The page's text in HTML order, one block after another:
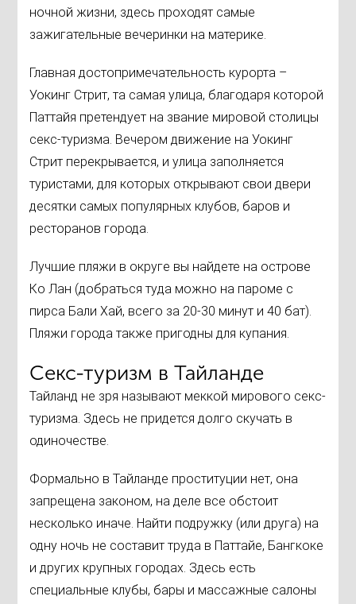
ночной жизни, здесь проходят самые
зажигательные вечеринки на материке.
Главная достопримечательность курорта –
Уокинг Стрит, та самая улица, благодаря которой
Паттайя претендует на звание мировой столицы
секс-туризма. Вечером движение на Уокинг
Стрит перекрывается, и улица заполняется
туристами, для которых открывают свои двери
десятки самых популярных клубов, баров и
ресторанов города.
Лучшие пляжи в округе вы найдете на острове
Ко Лан (добраться туда можно на пароме с
пирса Бали Хай, всего за 20-30 минут и 40 бат).
Пляжи города также пригодны для купания.
Секс-туризм в Тайланде
Тайланд не зря называют меккой мирового секс-
туризма. Здесь не придется долго скучать в
одиночестве.
Формально в Тайланде проституции нет, она
запрещена законом, на деле все обстоит
несколько иначе. Найти подружку (или друга) на
одну ночь не составит труда в Паттайе, Бангкоке
и других крупных городах. Здесь есть
специальные клубы, бары и массажные салоны